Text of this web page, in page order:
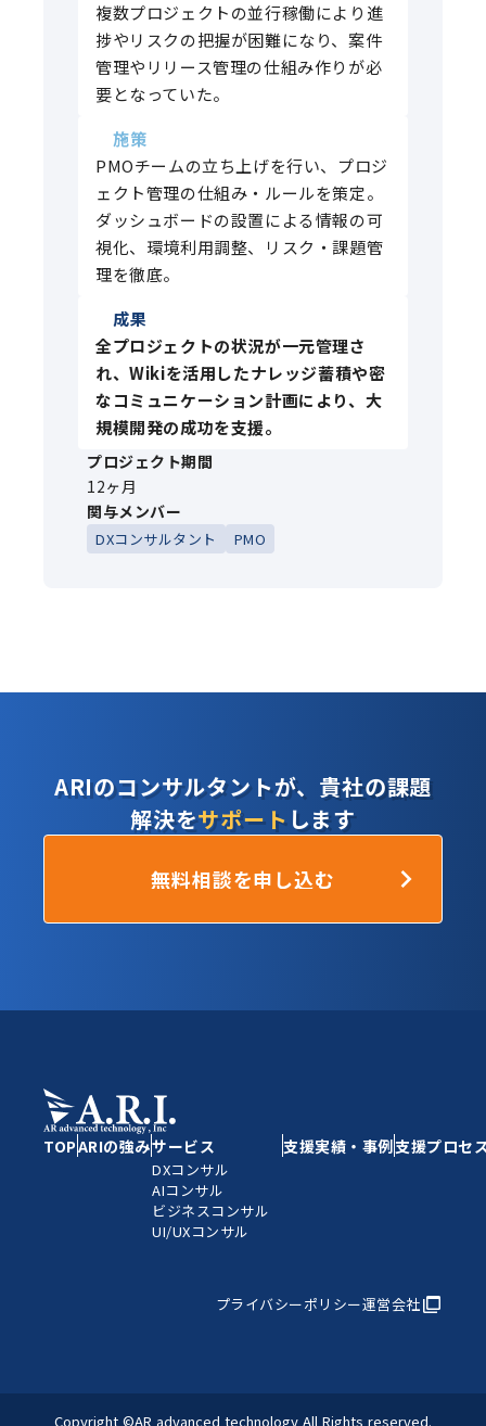
複数プロジェクトの並行稼働により進
捗やリスクの把握が困難になり、案件
管理やリリース管理の仕組み作りが必
要となっていた。
施策
PMOチームの立ち上げを行い、プロジ
ェクト管理の仕組み・ルールを策定。
ダッシュボードの設置による情報の可
視化、環境利用調整、リスク・課題管
理を徹底。
成果
全プロジェクトの状況が一元管理さ
れ、Wikiを活用したナレッジ蓄積や密
なコミュニケーション計画により、大
規模開発の成功を支援。
プロジェクト期間
12ヶ月
関与メンバー
DXコンサルタント PMO
ARIのコンサルタントが、貴社の課題
解決をサポートします
無料相談を申し込む
TOPARIの強みサービス
DXコンサル
AIコンサル
ビジネスコンサル
UI/UXコンサル
支援実績・事例支援プロセ
プライバシーポリシー運営会社
Copyright ©AR advanced technology All Rights reserved.